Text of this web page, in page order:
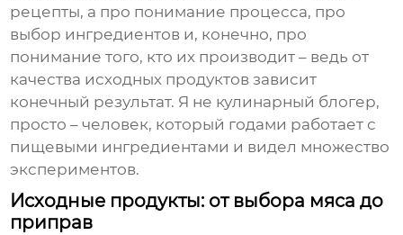
рецепты, а про понимание процесса, про
выбор ингредиентов и, конечно, про
понимание того, кто их производит – ведь от
качества исходных продуктов зависит
конечный результат. Я не кулинарный блогер,
просто – человек, который годами работает с
пищевыми ингредиентами и видел множество
экспериментов.
Исходные продукты: от выбора мяса до
приправ